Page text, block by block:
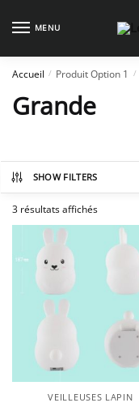
MENU
Accueil / Produit Option 1 /
Grande
SHOW FILTERS
3 résultats affichés
VEILLEUSES LAPIN